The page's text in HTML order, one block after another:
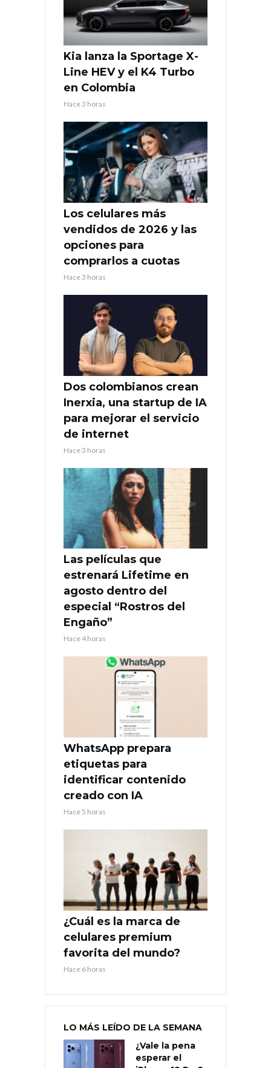
Kia lanza la Sportage X-
Line HEV y el K4 Turbo
en Colombia
Hace 3 horas
Los celulares más
vendidos de 2026 y las
opciones para
comprarlos a cuotas
Hace 3 horas
Dos colombianos crean
Inerxia, una startup de IA
para mejorar el servicio
de internet
Hace 3 horas
Las películas que
estrenará Lifetime en
agosto dentro del
especial “Rostros del
Engaño”
Hace 4 horas
WhatsApp prepara
etiquetas para
identificar contenido
creado con IA
Hace 5 horas
¿Cuál es la marca de
celulares premium
favorita del mundo?
Hace 6 horas
LO MÁS LEÍDO DE LA SEMANA
¿Vale la pena
esperar el